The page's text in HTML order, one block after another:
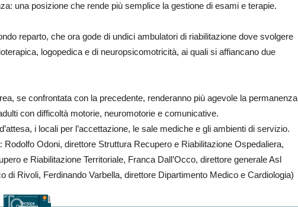
una posizione che rende più semplice la gestione di esami e terapie.
reparto, che ora gode di undici ambulatori di riabilitazione dove svolgere
logopedica e di neuropsicomotricità, ai quali si affiancano due
se confrontata con la precedente, renderanno più agevole la permanenza
con difficoltà motorie, neuromotorie e comunicative.
i locali per l’accettazione, le sale mediche e gli ambienti di servizio.
Rodolfo Odoni, direttore Struttura Recupero e Riabilitazione Ospedaliera,
e Riabilitazione Territoriale, Franca Dall’Occo, direttore generale Asl
di Rivoli, Ferdinando Varbella, direttore Dipartimento Medico e Cardiologia)